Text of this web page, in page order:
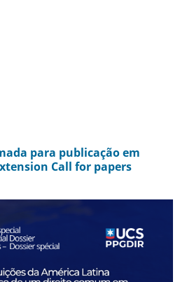
para publicação em
Call for papers